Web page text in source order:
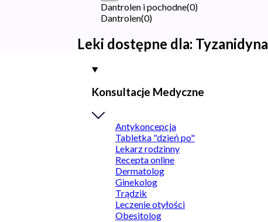
Dantrolen i pochodne(0)
Dantrolen(0)
Leki dostępne dla: Tyzanidyna
Konsultacje Medyczne
Antykoncepcja
Tabletka "dzień po"
Lekarz rodzinny
Recepta online
Dermatolog
Ginekolog
Trądzik
Leczenie otyłości
Obesitolog